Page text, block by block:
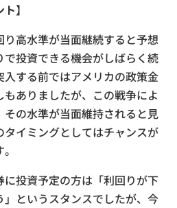
】
り高水準が当面継続すると予想
投資できる機会がしばらく続
入する前ではアメリカの政策金
ありましたが、この戦争によ
その水準が当面維持されると見
イミングとしてはチャンスが
投資予定の方は「利回りが下
というスタンスでしたが、今